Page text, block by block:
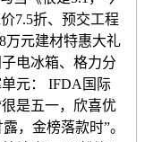
7.5折、预交工程
万元建材特惠大礼
电冰箱、格力分
元： IFDA国际
是五一，欣喜优
，金榜落款时”。